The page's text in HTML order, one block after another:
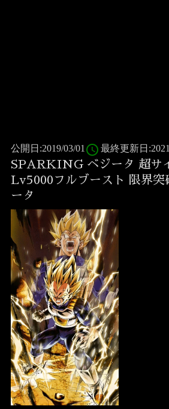
公開日:2019/03/01 access_time 最終更新日
SPARKING ベジータ 超サ
Lv5000フルブースト 限界
ータ